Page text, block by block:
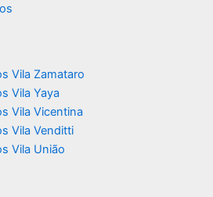
Vila Zamataro
Vila Yaya
Vila Vicentina
Vila Venditti
Vila União